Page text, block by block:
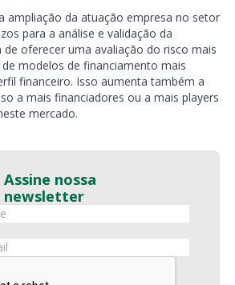
ampliação da atuação empresa no setor
para a análise e validação da
oferecer uma avaliação do risco mais
modelos de financiamento mais
financeiro. Isso aumenta também a
a mais financiadores ou a mais players
mercado.
Assine nossa
newsletter